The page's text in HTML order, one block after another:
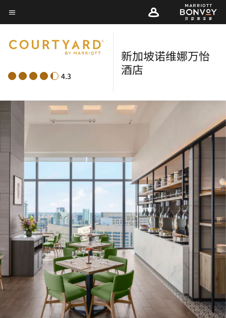
Skip
to
content
菜单文本
4.3
新加坡诺维娜万怡
酒店